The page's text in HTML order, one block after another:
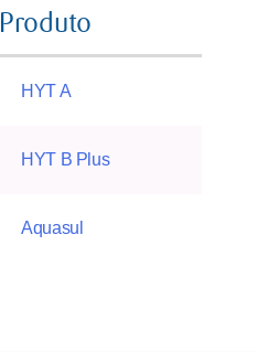
Produto
HYT A
HYT B Plus
Aquasul